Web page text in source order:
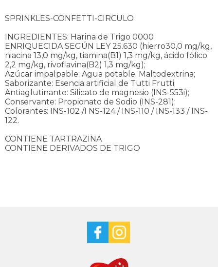
SPRINKLES-CONFETTI-CIRCULO
INGREDIENTES: Harina de Trigo 0000
ENRIQUECIDA SEGÚN LEY 25.630 (hierro30,0 mg/kg,
niacina 13,0 mg/kg, tiamina(B1) 1,3 mg/kg, ácido fólico
2,2 mg/kg, rivoflavina(B2) 1,3 mg/kg);
Azúcar impalpable; Agua potable; Maltodextrina;
Saborizante: Esencia artificial de Tutti Frutti;
Antiaglutinante: Silicato de magnesio (INS-553i);
Conservante: Propionato de Sodio (INS-281);
Colorantes: INS-102 /I NS-124 / INS-110 / INS-133 / INS-
122.
CONTIENE TARTRAZINA
CONTIENE DERIVADOS DE TRIGO